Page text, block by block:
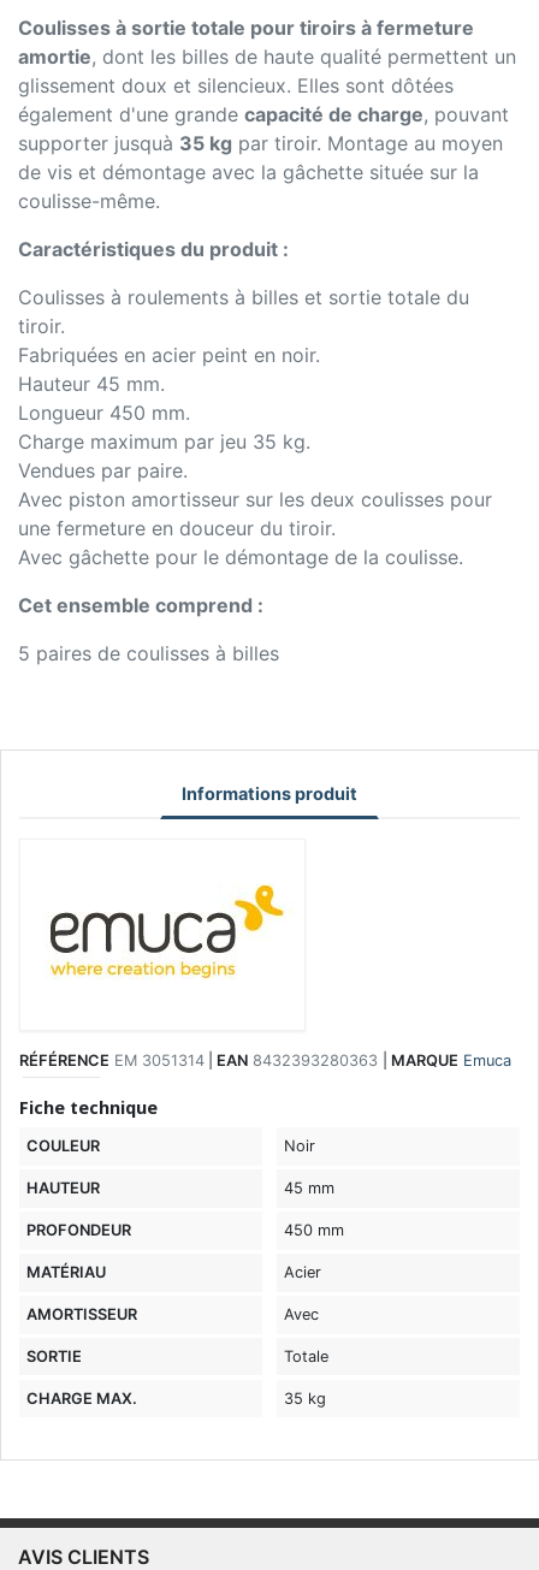
Coulisses à sortie totale pour tiroirs à fermeture
amortie, dont les billes de haute qualité permettent un
glissement doux et silencieux. Elles sont dôtées
également d'une grande capacité de charge, pouvant
supporter jusquà 35 kg par tiroir. Montage au moyen
de vis et démontage avec la gâchette située sur la
coulisse-même.
Caractéristiques du produit :
Coulisses à roulements à billes et sortie totale du
tiroir.
Fabriquées en acier peint en noir.
Hauteur 45 mm.
Longueur 450 mm.
Charge maximum par jeu 35 kg.
Vendues par paire.
Avec piston amortisseur sur les deux coulisses pour
une fermeture en douceur du tiroir.
Avec gâchette pour le démontage de la coulisse.
Cet ensemble comprend :
5 paires de coulisses à billes
Informations produit
RÉFÉRENCE EM 3051314 EAN 8432393280363 MARQUE Emuca
Fiche technique
COULEUR Noir
HAUTEUR 45 mm
PROFONDEUR 450 mm
MATÉRIAU Acier
AMORTISSEUR Avec
SORTIE Totale
CHARGE MAX. 35 kg
AVIS CLIENTS